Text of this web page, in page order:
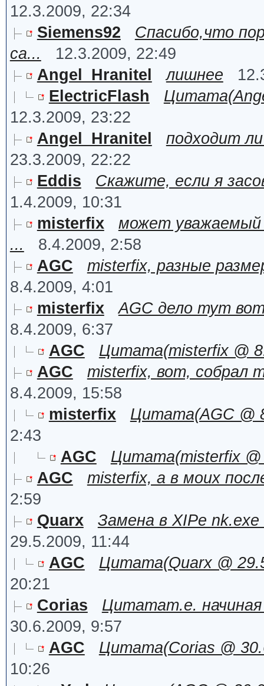
12.3.2009, 22:34
Siemens92
Спасибо,что
са...
12.3.2009, 22:49
Angel_Hranitel
лишнее
ElectricFlash
12.3.2009, 23:22
Angel_Hranitel
подходит
23.3.2009, 22:22
Eddis
Скажите, если я
1.4.2009, 10:31
misterfix
может уважаемый
...
8.4.2009, 2:58
AGC
misterfix, разные
8.4.2009, 4:01
misterfix
AGC дело тут
8.4.2009, 6:37
AGC
Цитата(misterfix @
AGC
misterfix, вот, собрал
8.4.2009, 15:58
misterfix
Цитата(AGC @
2:43
AGC
Цитата(misterfix
AGC
misterfix, а в моих
2:59
Quarx
Замена в XIPe
29.5.2009, 11:44
AGC
Цитата(Quarx @
20:21
Corias
Цитатат.е. начиная
30.6.2009, 9:57
AGC
Цитата(Corias @
10:26